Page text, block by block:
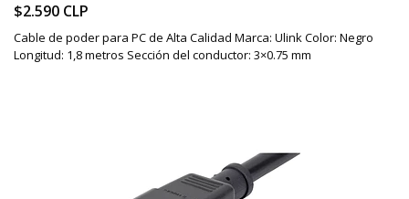
$2.590 CLP
Cable de poder para PC de Alta Calidad Marca: Ulink Color: Negro
Longitud: 1,8 metros Sección del conductor: 3×0.75 mm